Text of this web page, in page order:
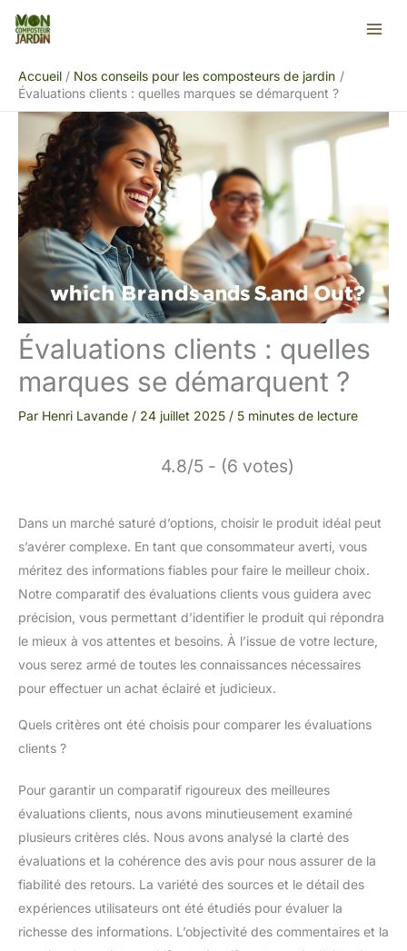
Aller
Accueil
Nos conseils pour les composteurs de jardin
Évaluations clients : quelles marques se démarquent ?
Évaluations clients : quelles
marques se démarquent ?
Par Henri Lavande / 24 juillet 2025 / 5 minutes de lecture
4.8/5 - (6 votes)
Dans un marché saturé d’options, choisir le produit idéal peut
s’avérer complexe. En tant que consommateur averti, vous
méritez des informations fiables pour faire le meilleur choix.
Notre comparatif des évaluations clients vous guidera avec
précision, vous permettant d’identifier le produit qui répondra
le mieux à vos attentes et besoins. À l’issue de votre lecture,
vous serez armé de toutes les connaissances nécessaires
pour effectuer un achat éclairé et judicieux.
Quels critères ont été choisis pour comparer les évaluations
clients ?
Pour garantir un comparatif rigoureux des meilleures
évaluations clients, nous avons minutieusement examiné
plusieurs critères clés. Nous avons analysé la clarté des
évaluations et la cohérence des avis pour nous assurer de la
fiabilité des retours. La variété des sources et le détail des
expériences utilisateurs ont été étudiés pour évaluer la
richesse des informations. L’objectivité des commentaires et la
Rechercher